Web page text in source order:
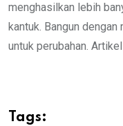
menghasilkan lebih
kantuk. Bangun
untuk perubahan.
Tags: